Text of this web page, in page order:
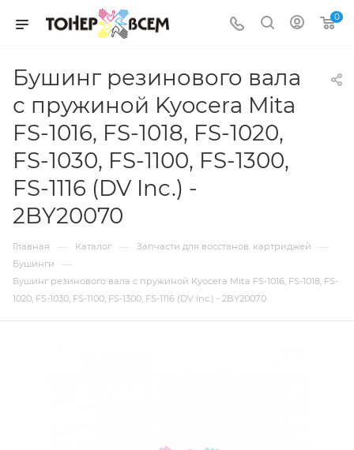
0
Бушинг резинового вала
с пружиной Kyocera Mita
FS-1016, FS-1018, FS-1020,
FS-1030, FS-1100, FS-1300,
FS-1116 (DV Inc.) -
2BY20070
Главная — Каталог — Запчасти для восстанов. картриджей —
Бушинги —
Бушинг резинового вала с пружиной Kyocera Mita FS-1016, FS-1018, FS-
1020, FS-1030, FS-1100, FS-1300, FS-1116 (DV Inc.) - 2BY20070